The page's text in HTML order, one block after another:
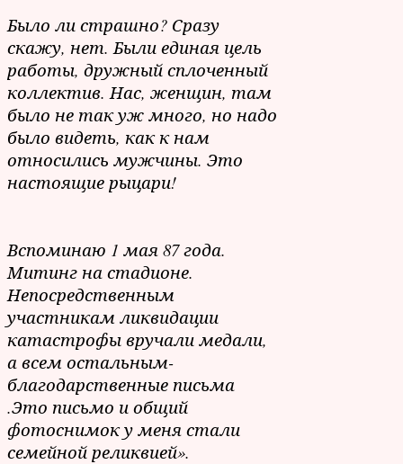
Было ли страшно? Сразу
скажу, нет. Были единая цель
работы, дружный сплоченный
коллектив. Нас, женщин, там
было не так уж много, но надо
было видеть, как к нам
относились мужчины. Это
настоящие рыцари!
Вспоминаю 1 мая 87 года.
Митинг на стадионе.
Непосредственным
участникам ликвидации
катастрофы вручали медали,
а всем остальным-
благодарственные письма
.Это письмо и общий
фотоснимок у меня стали
семейной реликвией».